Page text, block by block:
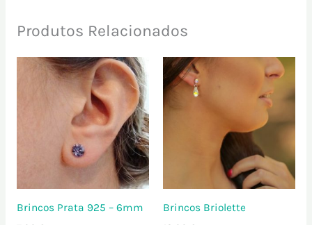
Produtos Relacionados
Brincos Prata 925 – 6mm Brincos Briolette